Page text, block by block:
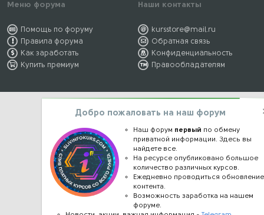
Меню форума
Помощь по форуму
Правила форума
Как заработать
Купить премиум
Наши контакты
kursstore@mail.ru
Обратная связь
Конфиденциальность
Правообладателям
Добро пожаловать на наш форум
Наш форум первый по обмену
приватной информации. Здесь вы
найдете все.
На ресурсе опубликовано большое
количество различных курсов.
Ежедневно проводиться обновление
контента.
Возможность заработка на нашем
форуме.